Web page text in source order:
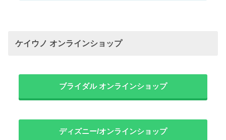
ケイウノ オンラインショップ
ブライダル オンラインショップ
ディズニー/オンラインショップ